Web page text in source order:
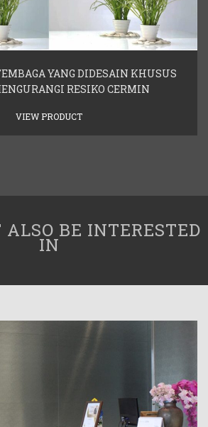
YANG DIDESAIN KHUSUS
RESIKO CERMIN
VIEW PRODUCT
BE INTERESTED
IN